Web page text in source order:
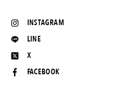
INSTAGRAM
LINE
X
FACEBOOK